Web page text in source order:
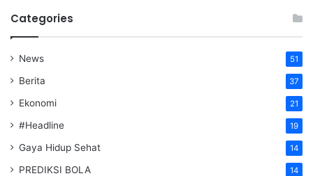
Categories
News 51
Berita 37
Ekonomi 21
#Headline 19
Gaya Hidup Sehat 14
PREDIKSI BOLA 14